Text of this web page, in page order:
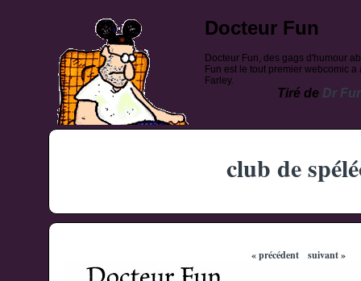
Docteur Fun
Docteur Fun, des gags d'humour
Fun est le tout premier webcomic
Farley.
Tiré de Dr
club de
« précédent suivant »